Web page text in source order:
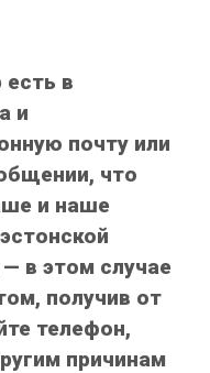
в
и
почту или
что
и наше
в этом случае
получив от
телефон,
причинам